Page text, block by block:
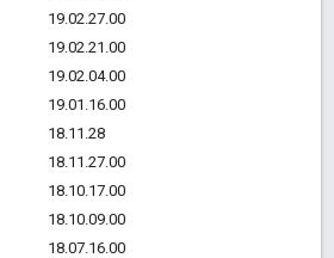
19.02.27.00
19.02.21 .00
19.02.04.00
19.01 .16.00
18.11 .28
18.11 .27.00
18.10.17.00
18.10.09.00
18.07.16.00